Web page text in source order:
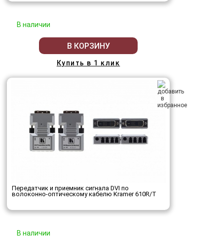
В наличии
В КОРЗИНУ
Купить в 1 клик
Передатчик и приемник сигнала DVI по
волоконно-оптическому кабелю Kramer 610R/T
В наличии